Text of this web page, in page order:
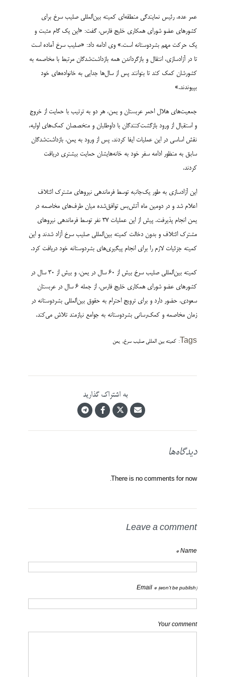
عمر عده، رئیس نمایندگی منطقه‌­ای کمیته بین‌­المللی صلیب سرخ برای
کشورهای عضو شورای همکاری خلیج فارس، گفت: «این یک گام مثبت و
یک حرکت مهم بشردوستانه است.» وی ادامه داد: «صلیب سرخ آماده است
تا در آزادسازی، انتقال و بازگرداندن همه بازداشت‌­شدگان مرتبط با مخاصمه به
کشورشان کمک کند تا بتوانند پس از سال‌ها جدایی به خانواده‌های خود
بپیوندند.»
جمعیت­‌های هلال احمر عربستان و یمن، هر دو به ترتیب با حمایت از خروج
و استقبال از ورود بازگشت‌­کنندگان با داوطلبان و متخصصان کمک‌های اولیه،
نقش اساسی در این عملیات ایفا کردند. پس از ورود به یمن، بازداشت‌­شدگان
سابق به منظور ادامه سفر خود به خانه‌­های­شان حمایت بیشتری دریافت
کردند.
این آزادسازی به طور یک‌جانبه توسط فرماندهی نیروهای مشترک ائتلاف
اعلام شد و در دومین ماه آتش‌­بس توافق‌­شده میان طرف­‌های مخاصمه در
یمن انجام پذیرفت. پیش از این عملیات 37 نفر توسط فرماندهی نیروهای
مشترک ائتلاف و بدون دخالت کمیته بین‌المللی صلیب سرخ آزاد شدند و این
کمیته جزئیات لازم را برای انجام پیگیری­‌های بشردوستانه خود دریافت کرد.
کمیته بین‌المللی صلیب سرخ بیش از 60 سال در یمن، و بیش از 30 سال در
کشورهای عضو شورای همکاری خلیج فارس، از جمله 6 سال در عربستان
سعودی، حضور دارد و برای ترویج احترام به حقوق بین‌المللی بشردوستانه در
زمان مخاصمه و کمک‌­رسانی بشردوستانه به جوامع نیازمند تلاش می‌کند.
Tags: کمیته بین المللی صلیب سرخ, یمن
به اشتراک گذارید
دیدگاه‌ها
There is no comments for now.
Leave a comment
Name *
Email * (won't be publish)
Your comment